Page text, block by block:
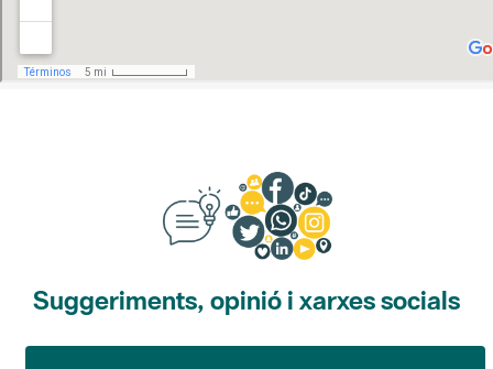
Suggeriments, opinió i xarxes socials